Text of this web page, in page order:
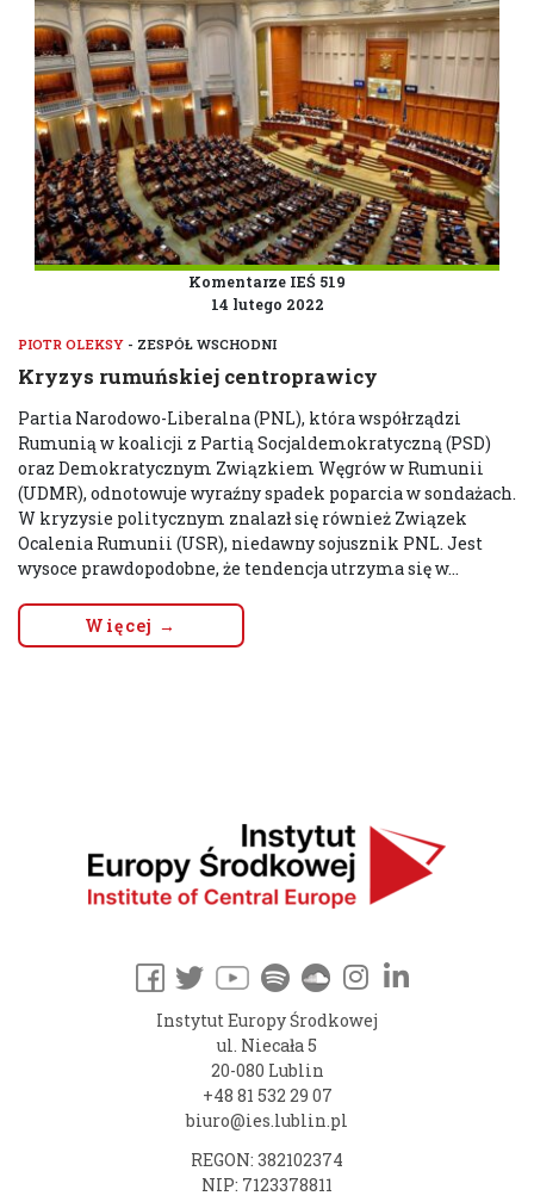
Komentarze IEŚ 519
14 lutego 2022
PIOTR OLEKSY - ZESPÓŁ WSCHODNI
Kryzys rumuńskiej centroprawicy
Partia Narodowo-Liberalna (PNL), która współrządzi
Rumunią w koalicji z Partią Socjaldemokratyczną (PSD)
oraz Demokratycznym Związkiem Węgrów w Rumunii
(UDMR), odnotowuje wyraźny spadek poparcia w sondażach.
W kryzysie politycznym znalazł się również Związek
Ocalenia Rumunii (USR), niedawny sojusznik PNL. Jest
wysoce prawdopodobne, że tendencja utrzyma się w...
Więcej →
Instytut Europy Środkowej
ul. Niecała 5
20-080 Lublin
+48 81 532 29 07
biuro@ies.lublin.pl
REGON: 382102374
NIP: 7123378811